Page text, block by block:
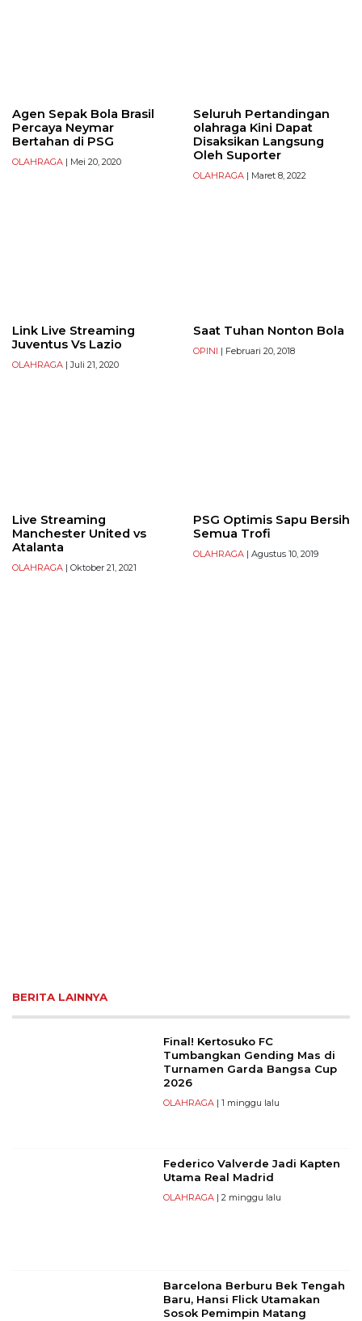
Agen Sepak Bola Brasil
Percaya Neymar
Bertahan di PSG
OLAHRAGA | Mei 20, 2020
Seluruh Pertandingan
olahraga Kini Dapat
Disaksikan Langsung
Oleh Suporter
OLAHRAGA | Maret 8, 2022
Link Live Streaming
Juventus Vs Lazio
OLAHRAGA | Juli 21, 2020
Saat Tuhan Nonton Bola
OPINI | Februari 20, 2018
Live Streaming
Manchester United vs
Atalanta
OLAHRAGA | Oktober 21, 2021
PSG Optimis Sapu Bersih
Semua Trofi
OLAHRAGA | Agustus 10, 2019
BERITA LAINNYA
Final! Kertosuko FC
Tumbangkan Gending Mas di
Turnamen Garda Bangsa Cup
2026
OLAHRAGA| 1 minggu lalu
Federico Valverde Jadi Kapten
Utama Real Madrid
OLAHRAGA| 2 minggu lalu
Barcelona Berburu Bek Tengah
Baru, Hansi Flick Utamakan
Sosok Pemimpin Matang